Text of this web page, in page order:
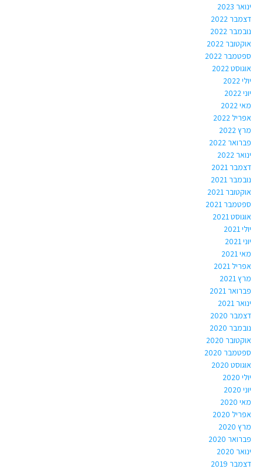
ינואר 2023
דצמבר 2022
נובמבר 2022
אוקטובר 2022
ספטמבר 2022
אוגוסט 2022
יולי 2022
יוני 2022
מאי 2022
אפריל 2022
מרץ 2022
פברואר 2022
ינואר 2022
דצמבר 2021
נובמבר 2021
אוקטובר 2021
ספטמבר 2021
אוגוסט 2021
יולי 2021
יוני 2021
מאי 2021
אפריל 2021
מרץ 2021
פברואר 2021
ינואר 2021
דצמבר 2020
נובמבר 2020
אוקטובר 2020
ספטמבר 2020
אוגוסט 2020
יולי 2020
יוני 2020
מאי 2020
אפריל 2020
מרץ 2020
פברואר 2020
ינואר 2020
דצמבר 2019